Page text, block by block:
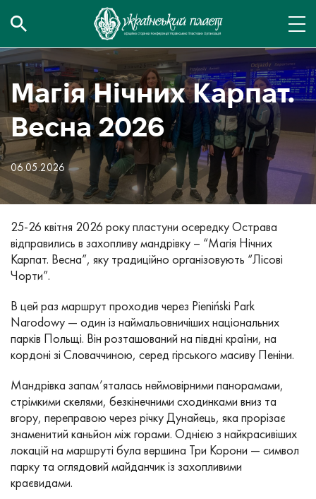
Магія Нічних Карпат.
Весна 2026
06.05.2026
25-26 квітня 2026 року пластуни осередку Острава
відправились в захопливу мандрівку – “Магія Нічних
Карпат. Весна”, яку традиційно організовують “Лісові
Чорти”.
В цей раз маршрут проходив через Pieniński Park
Narodowy — один із наймальовничіших національних
парків Польщі. Він розташований на півдні країни, на
кордоні зі Словаччиною, серед гірського масиву Пеніни.
Мандрівка запам’яталась неймовірними панорамами,
стрімкими скелями, безкінечними сходинками вниз та
вгору, переправою через річку Дунайець, яка прорізає
знаменитий каньйон між горами. Однією з найкрасивіших
локацій на маршруті була вершина Три Корони — символ
парку та оглядовий майданчик із захопливими
краєвидами.